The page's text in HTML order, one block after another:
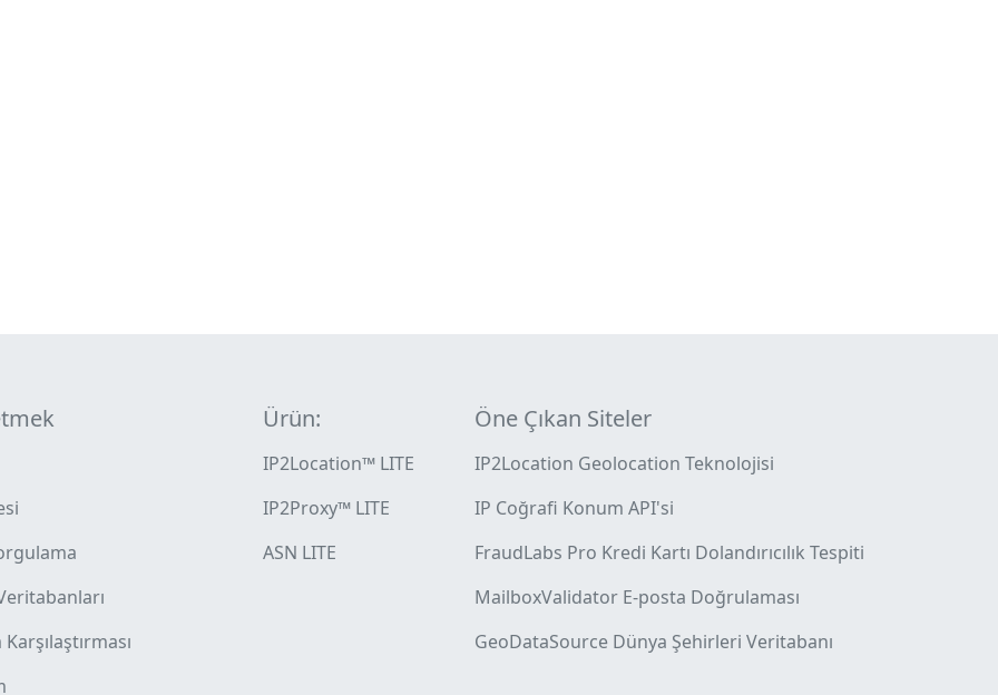
Ürün:
IP2Location™ LITE
IP2Proxy™ LITE
ASN LITE
Öne Çıkan Siteler
IP2Location Geolocation Teknolojisi
IP Coğrafi Konum API'si
FraudLabs Pro Kredi Kartı Dolandırıcılık Tespiti
MailboxValidator E-posta Doğrulaması
GeoDataSource Dünya Şehirleri Veritabanı